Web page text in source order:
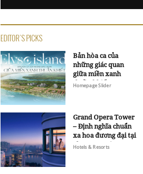
EDITOR'S PICKS
Bản hòa ca của
những giác quan
giữa miền xanh
thuần khiết
Homepage Slider
Grand Opera Tower
– Định nghĩa chuẩn
xa hoa đương đại tại
Sheraton Saigon
Hotels & Resorts